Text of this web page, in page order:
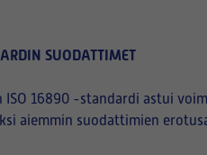
SUODATTIMET
16890 -standardi astui
aiemmin suodattimien